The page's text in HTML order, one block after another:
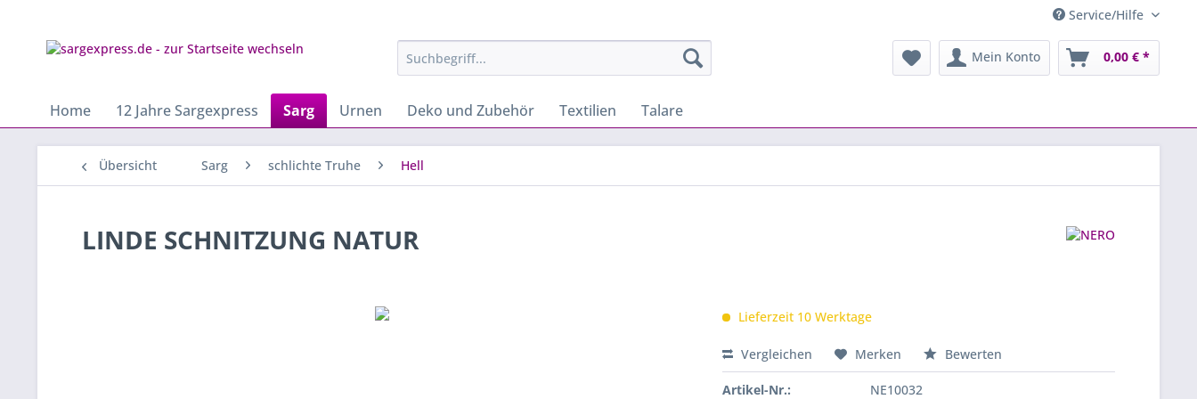
Service/Hilfe
Mein Konto 0,00 € *
Home 12 Jahre Sargexpress Sarg Urnen Deko und Zubehör Textilien Talare
Übersicht Sarg schlichte Truhe Hell
LINDE SCHNITZUNG NATUR
Lieferzeit 10 Werktage
Vergleichen Merken Bewerten
Artikel-Nr.: NE10032